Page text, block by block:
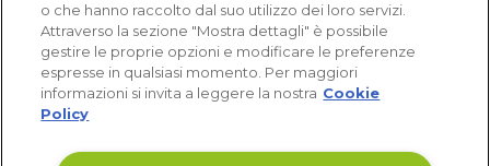
o che hanno raccolto dal suo utilizzo dei loro servizi.
Attraverso la sezione "Mostra dettagli" è possibile
gestire le proprie opzioni e modificare le preferenze
espresse in qualsiasi momento. Per maggiori
informazioni si invita a leggere la nostra Cookie
Policy